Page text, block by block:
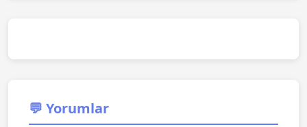
💬 Yorumlar